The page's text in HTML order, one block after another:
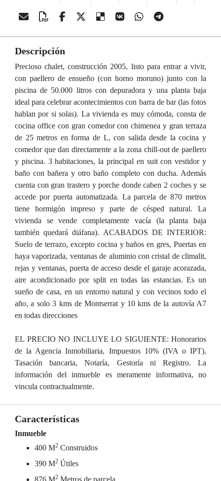
Descripción
Precioso chalet, construcción 2005, listo para entrar a vivir,
con paellero de ensueño (con horno moruno) junto con la
piscina de 50.000 litros con depuradora y una planta baja
ideal para celebrar acontecimientos con barra de bar (las fotos
hablan por si solas). La vivienda es muy cómoda, consta de
cocina office con gran comedor con chimenea y gran terraza
de 25 metros en forma de L, con salida desde la cocina y
comedor que dan directamente a la zona chill-out de paellero
y piscina. 3 habitaciones, la principal en suit con vestidor y
baño con bañera y otro baño completo con ducha. Además
cuenta con gran trastero y porche donde caben 2 coches y se
accede por puerta automatizada. La parcela de 870 metros
tiene hormigón impreso y parte de césped natural. La
vivienda se vende completamente vacía (la planta baja
también quedará diáfana). ACABADOS DE INTERIOR:
Suelo de terrazo, excepto cocina y baños en gres, Puertas en
haya vaporizada, ventanas de aluminio con cristal de climalit,
rejas y ventanas, puerta de acceso desde el garaje acorazada,
aire acondicionado por split en todas las estancias. Es un
sueño de casa, en un entorno natural y con vecinos todo el
año, a solo 3 kms de Montserrat y 10 kms de la autovía A7
en todas direcciones
EL PRECIO NO INCLUYE LO SIGUIENTE: Honorarios
de la Agencia Inmobiliaria, Impuestos 10% (IVA o IPT),
Tasación bancaria, Notaría, Gestoría ni Registro. La
información del inmueble es meramente informativa, no
vincula contractualmente.
Características
Inmueble
400 M2 Construidos
390 M2 Útiles
876 M2 Metros de parcela